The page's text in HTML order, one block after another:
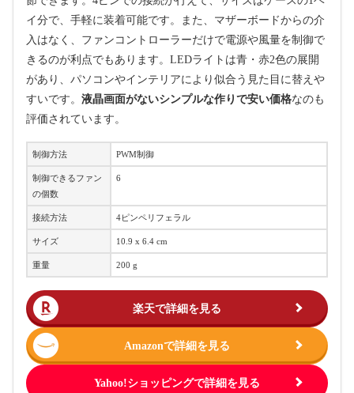
イ分で、手軽に装着可能です。また、マザーボードからの介
入はなく、ファンコントローラーだけで電源や風量を制御で
きるのが利点でもあります。LEDライトは青・赤2色の展開
があり、パソコンやインテリアにより似合う見た目に替えや
すいです。 液晶画面がないシンプルな作りで安い価格なのも
評価されています。
制御方法 PWM制御
制御できるファン
の個数
6
接続方法 4ピンペリフェラル
サイズ 10.9 x 6.4 cm
重量 200 g
楽天で詳細を見る
Amazonで詳細を見る
Yahoo!ショッピングで詳細を見る